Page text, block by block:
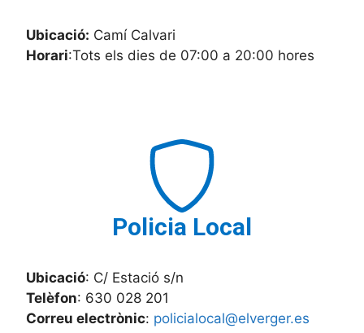
Ubicació: Camí Calvari
Horari:Tots els dies de 07:00 a 20:00 hores
Policia Local
Ubicació: C/ Estació s/n
Telèfon: 630 028 201
Correu electrònic: policialocal@elverger.es